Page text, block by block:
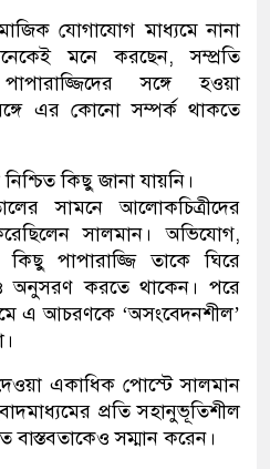
যোগাযোগ মাধ্যমে নানা
মনে করছেন, সম্প্রতি
সঙ্গে হওয়া
এর কোনো সম্পর্ক থাকতে
কিছু জানা যায়নি।
সামনে আলোকচিত্রীদের
সালমান। অভিযোগ,
কিছু পাপারাজ্জি তাকে ঘিরে
অনুসরণ করতে থাকেন। পরে
এ আচরণকে ‘অসংবেদনশীল’
একাধিক পোস্টে সালমান
প্রতি সহানুভূতিশীল
সম্মান করেন।